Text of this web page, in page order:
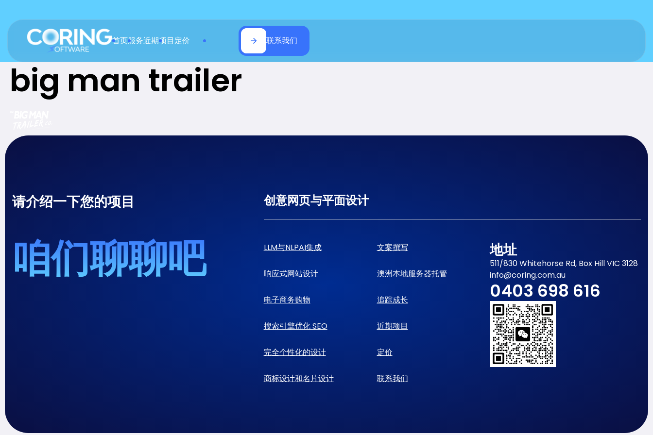
首页服务近期项目定价 联系我们
big man trailer
请介绍一下您的项目
咱们聊聊吧
创意网页与平面设计
LLM与NLPAI集成 文案撰写
响应式网站设计 澳洲本地服务器托管
电子商务购物 追踪成长
搜索引擎优化 SEO 近期项目
完全个性化的设计 定价
商标设计和名片设计 联系我们
地址
511/830 Whitehorse Rd, Box Hill VIC 3128
info@coring.com.au
0403 698 616